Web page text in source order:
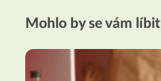
Mohlo by se vám líbit